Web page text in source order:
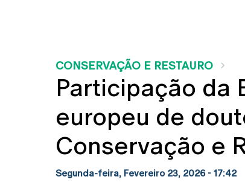
CONSERVAÇÃO E RESTAURO
Participação da
europeu de
Conservação e
Segunda-feira, Fevereiro 23, 2026 - 17:42